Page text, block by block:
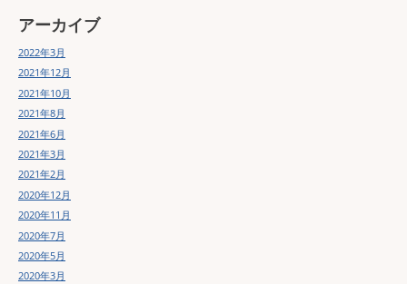
ス
アーカイブ
2022年3月
2021年12月
2021年10月
2021年8月
2021年6月
2021年3月
2021年2月
2020年12月
2020年11月
2020年7月
2020年5月
2020年3月